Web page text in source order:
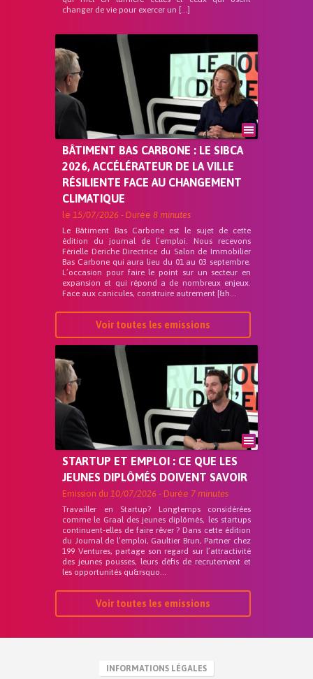
changer de vie pour exercer un […]
BÂTIMENT BAS CARBONE : LE SIBCA
2026, ACCÉLÉRATEUR DE LA VILLE
RÉSILIENTE FACE AU CHANGEMENT
CLIMATIQUE
le 15/07/2026 - Durée 8 minutes
Le Bâtiment Bas Carbone est le sujet de cette
édition du journal de l’emploi. Nous recevons
Férielle Deriche Directrice du Salon de Immobilier
Bas Carbone qui aura lieu du 01 au 03 septembre.
L’occasion pour faire le point sur un secteur en
expansion et qui répond a de nombreux enjeux.
Face aux canicules, construire autrement [&h...
Voir toutes les emissions
STARTUP ET EMPLOI : CE QUE LES
JEUNES DIPLÔMÉS DOIVENT SAVOIR
Emission du 10/07/2026 - Durée 7 minutes
Travailler en Startup? Longtemps considérées
comme le Graal des jeunes diplômés, les startups
continuent-elles de faire rêver ? Dans cette édition
du Journal de l’emploi, Gaultier Brun, Partner chez
199 Ventures, partage son regard sur l’attractivité
des jeunes pousses, leurs défis de recrutement et
les opportunités qu&rsquo...
Voir toutes les emissions
INFORMATIONS LÉGALES